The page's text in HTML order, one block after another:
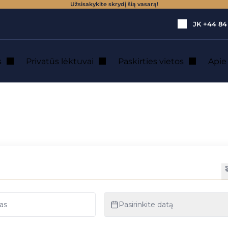
Užsisakykite skrydį šią vasarą!
JK +44
Privatūs lėktuvai Paskirties vietos